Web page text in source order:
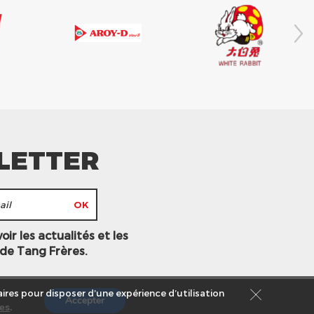
les actualités et les
Tang Frères.
légales
pour disposer d’une expérience d’utilisation
. Accepter